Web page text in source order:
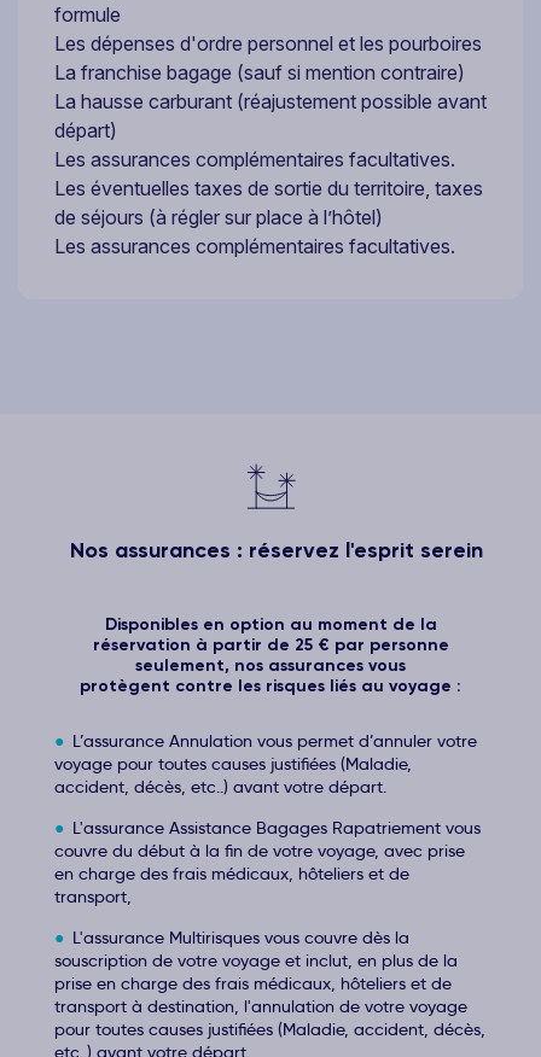
formule
Les dépenses d'ordre personnel et les pourboires
La franchise bagage (sauf si mention contraire)
La hausse carburant (réajustement possible avant
départ)
Les assurances complémentaires facultatives.
Les éventuelles taxes de sortie du territoire, taxes
de séjours (à régler sur place à l’hôtel)
Les assurances complémentaires facultatives.
Nos assurances : réservez l'esprit serein
Disponibles en option au moment de la
réservation à partir de 25 € par personne
seulement, nos assurances vous
protègent contre les risques liés au voyage :
L’assurance Annulation vous permet d’annuler votre
voyage pour toutes causes justifiées (Maladie,
accident, décès, etc..) avant votre départ.
L'assurance Assistance Bagages Rapatriement vous
couvre du début à la fin de votre voyage, avec prise
en charge des frais médicaux, hôteliers et de
transport,
L'assurance Multirisques vous couvre dès la
souscription de votre voyage et inclut, en plus de la
prise en charge des frais médicaux, hôteliers et de
transport à destination, l'annulation de votre voyage
pour toutes causes justifiées (Maladie, accident, décès,
etc..) avant votre départ.